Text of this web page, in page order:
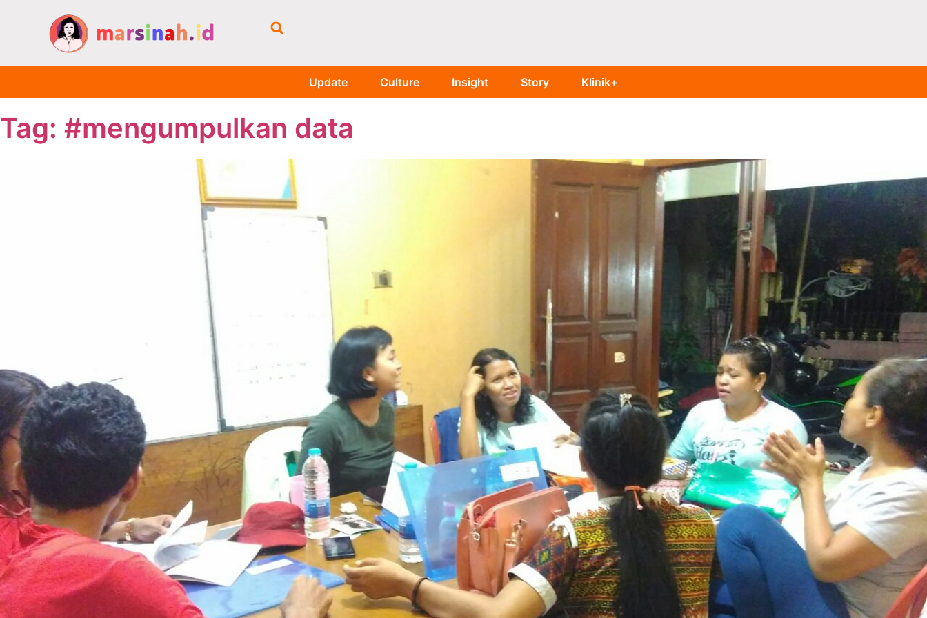
Update Culture Insight Story Klinik+
Tag: #mengumpulkan data